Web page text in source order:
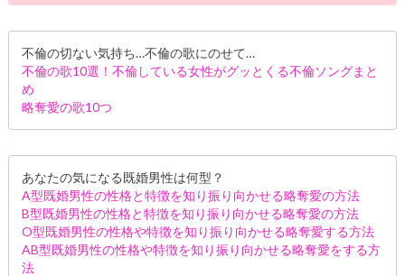
不倫の切ない気持ち…不倫の歌にのせて…
不倫の歌10選！不倫している女性がグッとくる不倫ソングまと
め
略奪愛の歌10つ
あなたの気になる既婚男性は何型？
A型既婚男性の性格と特徴を知り振り向かせる略奪愛の方法
B型既婚男性の性格と特徴を知り振り向かせる略奪愛の方法
O型既婚男性の性格や特徴を知り振り向かせる略奪愛する方法
AB型既婚男性の性格や特徴を知り振り向かせる略奪愛をする方
法